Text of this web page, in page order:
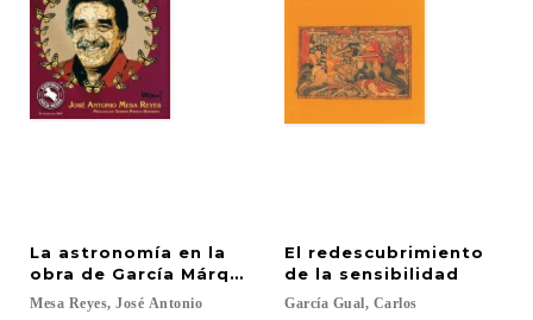
La astronomía en la
obra de García Márquez
Mesa Reyes, José Antonio
El redescubrimiento
de la sensibilidad
García Gual, Carlos